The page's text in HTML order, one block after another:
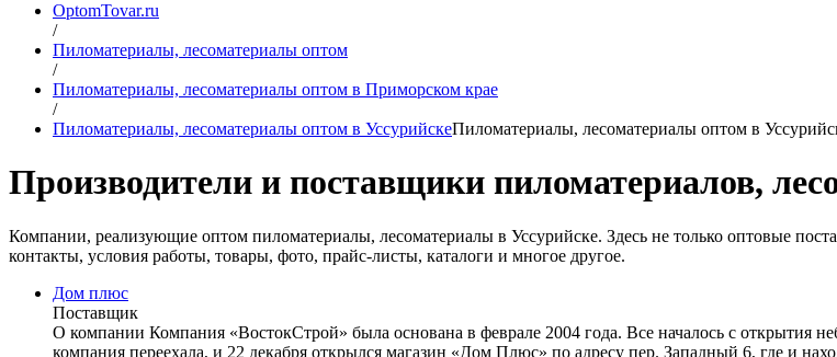
OptomTovar.ru
/
Пиломатериалы, лесоматериалы оптом
/
Пиломатериалы, лесоматериалы оптом в Приморском крае
/
Пиломатериалы, лесоматериалы оптом в УссурийскеПиломатериалы, лесоматериалы оптом в
Производители и поставщики пиломатериалов,
Компании, реализующие оптом пиломатериалы, лесоматериалы в Уссурийске. Здесь не только оптовые
контакты, условия работы, товары, фото, прайс-листы, каталоги и многое другое.
Дом плюс
Поставщик
О компании Компания «ВостокСтрой» была основана в феврале 2004 года. Все началось с открытия
компания переехала, и 22 декабря открылся магазин «Дом Плюс» по адресу пер. Западный 6, где и